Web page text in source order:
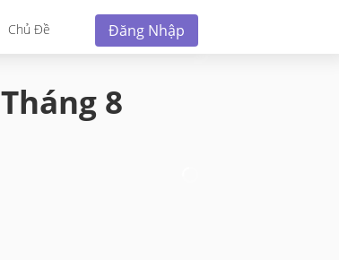
Chủ Đề Đăng Nhập
Tháng 8